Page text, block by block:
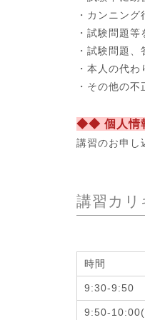
・カンニン
・試験問題
・試験問題
・本人の代
・その他の
◆◆ 個人情
講習のお申し
講習カリ
時間
9:30-9:50
9:50-